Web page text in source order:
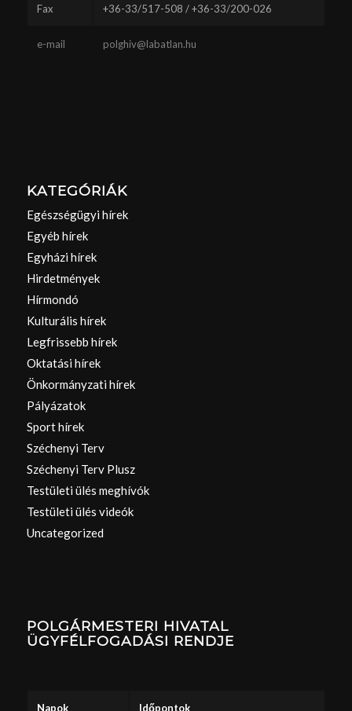
Fax +36-33/517-508 / +36-33/200-026
e-mail polghiv@labatlan.hu
KATEGÓRIÁK
Egészségügyi hírek
Egyéb hírek
Egyházi hírek
Hirdetmények
Hírmondó
Kulturális hírek
Legfrissebb hírek
Oktatási hírek
Önkormányzati hírek
Pályázatok
Sport hírek
Széchenyi Terv
Széchenyi Terv Plusz
Testületi ülés meghívók
Testületi ülés videók
Uncategorized
POLGÁRMESTERI HIVATAL
ÜGYFÉLFOGADÁSI RENDJE
Napok Időpontok